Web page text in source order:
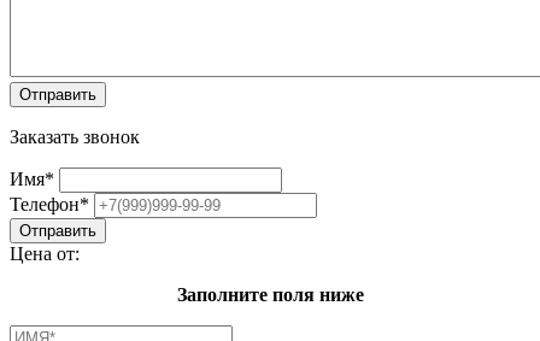
Заказать звонок
Имя*
Телефон*
Цена от:
Заполните поля ниже